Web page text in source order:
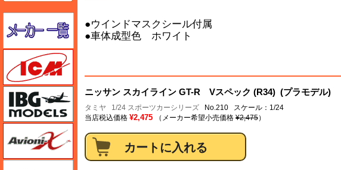
●ウインドマスクシール付属
●車体成型色 ホワイト
ニッサン スカイライン GT-R Vスペック (R34) (プラモデル)
タミヤ 1/24 スポーツカーシリーズ No.210 スケール：1/24
当店税込価格 ¥2,475 （メーカー希望小売価格 ¥2,475）